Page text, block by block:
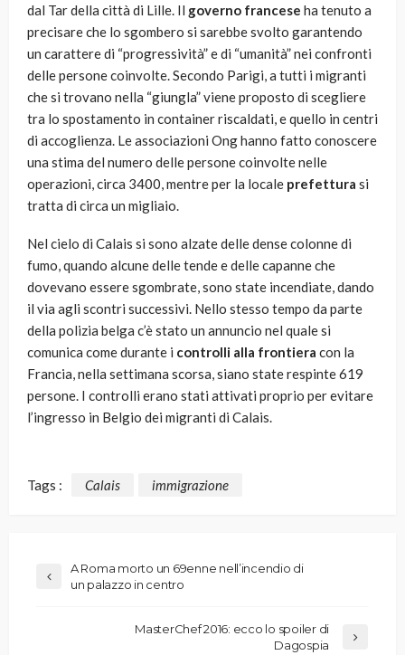
dal Tar della città di Lille. Il governo francese ha tenuto a
precisare che lo sgombero si sarebbe svolto garantendo
un carattere di “progressività” e di “umanità” nei confronti
delle persone coinvolte. Secondo Parigi, a tutti i migranti
che si trovano nella “giungla” viene proposto di scegliere
tra lo spostamento in container riscaldati, e quello in centri
di accoglienza. Le associazioni Ong hanno fatto conoscere
una stima del numero delle persone coinvolte nelle
operazioni, circa 3400, mentre per la locale prefettura si
tratta di circa un migliaio.
Nel cielo di Calais si sono alzate delle dense colonne di
fumo, quando alcune delle tende e delle capanne che
dovevano essere sgombrate, sono state incendiate, dando
il via agli scontri successivi. Nello stesso tempo da parte
della polizia belga c’è stato un annuncio nel quale si
comunica come durante i controlli alla frontiera con la
Francia, nella settimana scorsa, siano state respinte 619
persone. I controlli erano stati attivati proprio per evitare
l’ingresso in Belgio dei migranti di Calais.
Tags : Calais immigrazione
A Roma morto un 69enne nell’incendio di
un palazzo in centro
MasterChef 2016: ecco lo spoiler di
Dagospia